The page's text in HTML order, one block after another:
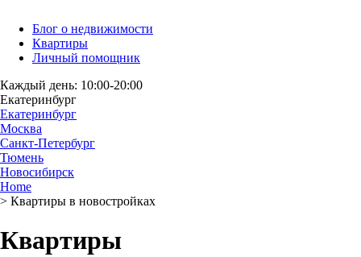
Блог о недвижимости
Квартиры
Личный помощник
Каждый день: 10:00-20:00
Екатеринбург
Екатеринбург
Москва
Санкт-Петербург
Тюмень
Новосибирск
Home
> Квартиры в новостройках
Квартиры